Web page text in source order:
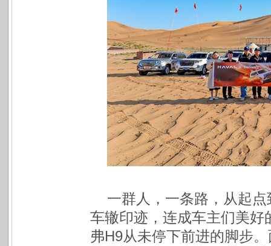
一群人，一条路，从起
车辙印迹，连成车主们美好
弗H9从未停下前进的脚步